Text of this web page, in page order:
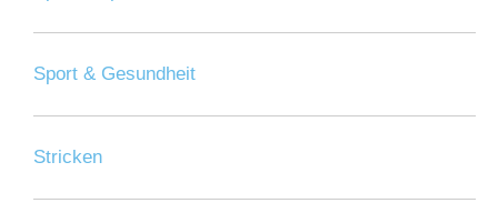
Sport & Gesundheit
Stricken